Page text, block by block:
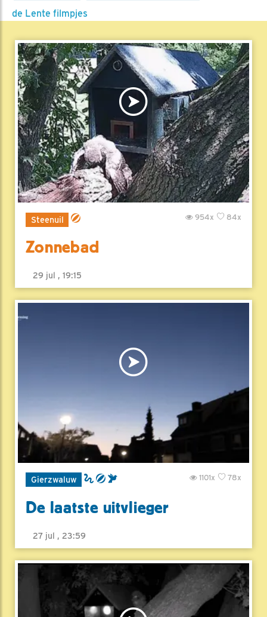
de Lente filmpjes
Steenuil 84x
954x
Zonnebad
29 jul , 19:15
Gierzwaluw 78x
1101x
De laatste uitvlieger
27 jul , 23:59